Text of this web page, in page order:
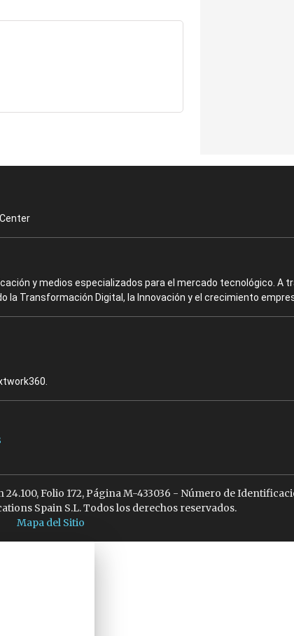
y medios especializados para el mercado tecnológico. A
Transformación Digital, la Innovación y el crecimiento
Folio 172, Página M-433036 - Número de
Spain S.L. Todos los derechos reservados.
Mapa del Sitio